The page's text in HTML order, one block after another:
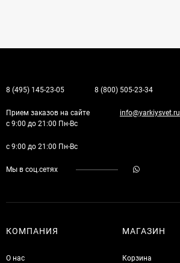
8 (495) 145-23-05 8 (800) 505-23-34
Прием заказов на сайте
с 9:00 до 21:00 Пн-Вс
info@yarkiysvet.ru
с 9:00 до 21:00 Пн-Вс
Мы в соц.сетях
КОМПАНИЯ
О нас
МАГАЗИН
Корзина